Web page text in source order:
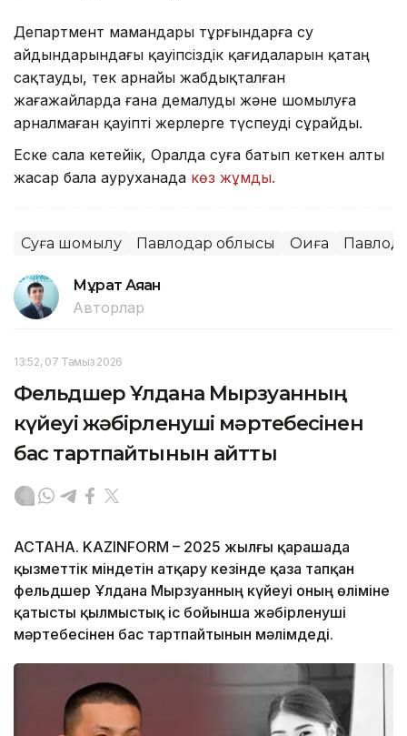
Департмент мамандары тұрғындарға су
айдындарындағы қауіпсіздік қағидаларын қатаң
сақтауды, тек арнайы жабдықталған
жағажайларда ғана демалуды және шомылуға
арналмаған қауіпті жерлерге түспеуді сұрайды.
Еске сала кетейік, Оралда суға батып кеткен алты
жасар бала ауруханада көз жұмды.
Суға шомылу Павлодар облысы Оқиға
Мұрат Аяған
Авторлар
13:52, 07 Тамыз 2026
Фельдшер Ұлдана Мырзуанның
күйеуі жәбірленуші мәртебесінен
бас тартпайтынын айтты
АСТАНА. KAZINFORM – 2025 жылғы қарашада
қызметтік міндетін атқару кезінде қаза тапқан
фельдшер Ұлдана Мырзуанның күйеуі оның өліміне
қатысты қылмыстық іс бойынша жәбірленуші
мәртебесінен бас тартпайтынын мәлімдеді.